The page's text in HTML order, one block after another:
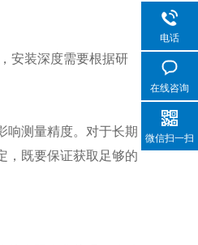
安装深度需要根据研
测量精度。对于长期
，既要保证获取足够的
电话
在线咨询
微信扫一扫